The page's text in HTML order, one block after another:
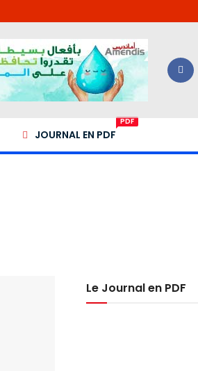
JOURNAL EN PDF
PDF
Le Journal en PDF